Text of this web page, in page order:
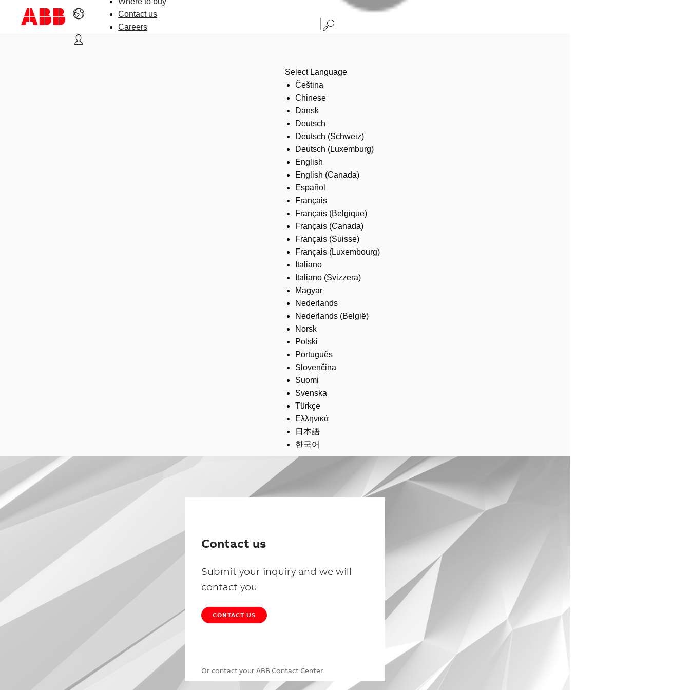
Contact us
Careers
Select Language
Čeština
Chinese
Dansk
Deutsch
Deutsch (Schweiz)
Deutsch (Luxemburg)
English
English (Canada)
Español
Français
Français (Belgique)
Français (Canada)
Français (Suisse)
Français (Luxembourg)
Italiano
Italiano (Svizzera)
Magyar
Nederlands
Nederlands (België)
Norsk
Polski
Português
Slovenčina
Suomi
Svenska
Türkçe
Ελληνικά
日本語
한국어
Contact us
Submit your inquiry and we will
contact you
CONTACT US
Or contact your ABB Contact Center